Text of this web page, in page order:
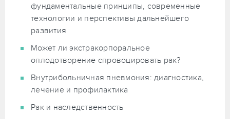
фундаментальные принципы, современные
технологии и перспективы дальнейшего
развития
Может ли экстракорпоральное
оплодотворение спровоцировать рак?
Внутрибольничная пневмония: диагностика,
лечение и профилактика
Рак и наследственность